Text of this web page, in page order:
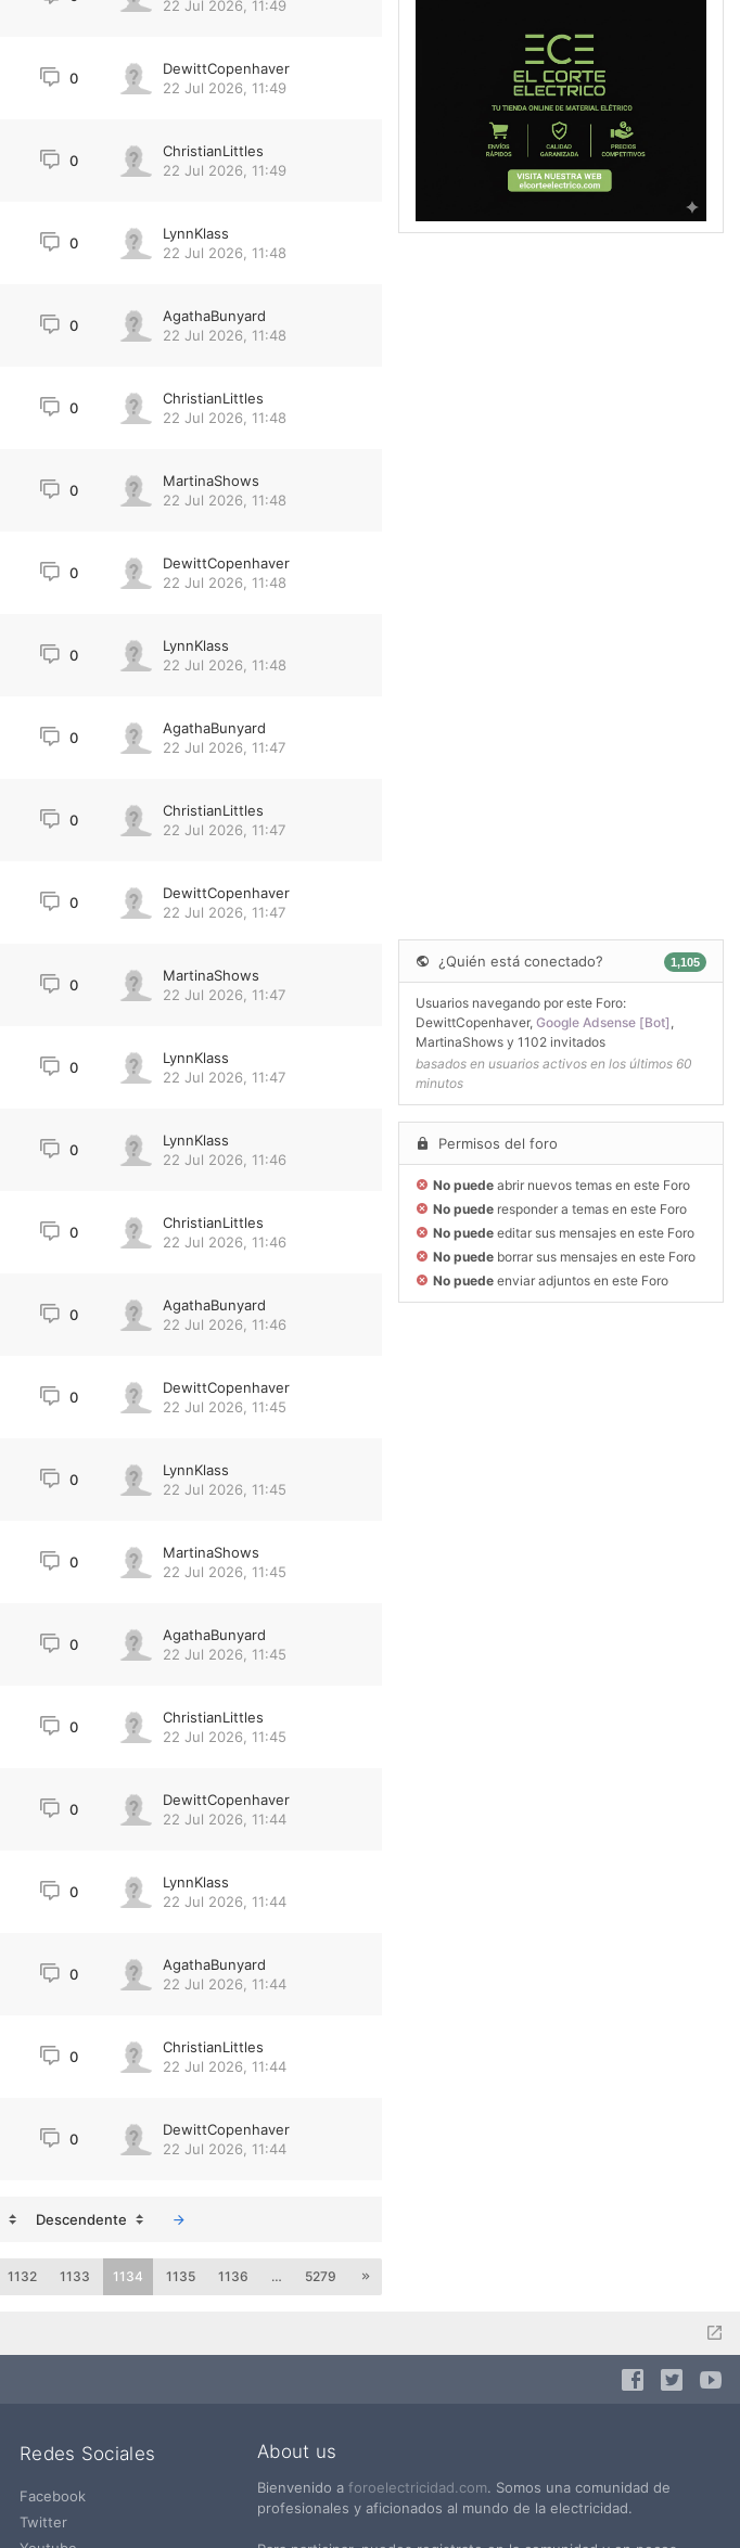
22 Jul 2026, 11:49
0
DewittCopenhaver
22 Jul 2026, 11:49
0
ChristianLittles
22 Jul 2026, 11:49
0
LynnKlass
22 Jul 2026, 11:48
0
AgathaBunyard
22 Jul 2026, 11:48
0
ChristianLittles
22 Jul 2026, 11:48
0
MartinaShows
22 Jul 2026, 11:48
0
DewittCopenhaver
22 Jul 2026, 11:48
0
LynnKlass
22 Jul 2026, 11:48
0
AgathaBunyard
22 Jul 2026, 11:47
0
ChristianLittles
22 Jul 2026, 11:47
0
DewittCopenhaver
22 Jul 2026, 11:47
0
MartinaShows
22 Jul 2026, 11:47
0
LynnKlass
22 Jul 2026, 11:47
0
LynnKlass
22 Jul 2026, 11:46
0
ChristianLittles
22 Jul 2026, 11:46
0
AgathaBunyard
22 Jul 2026, 11:46
0
DewittCopenhaver
22 Jul 2026, 11:45
0
LynnKlass
22 Jul 2026, 11:45
0
MartinaShows
22 Jul 2026, 11:45
0
AgathaBunyard
22 Jul 2026, 11:45
0
ChristianLittles
22 Jul 2026, 11:45
0
DewittCopenhaver
22 Jul 2026, 11:44
0
LynnKlass
22 Jul 2026, 11:44
0
AgathaBunyard
22 Jul 2026, 11:44
0
ChristianLittles
22 Jul 2026, 11:44
0
DewittCopenhaver
22 Jul 2026, 11:44
Descendente
1132 1133 1134 1135 1136 … 5279
¿Quién está conectado? 1,105
Usuarios navegando por este Foro:
DewittCopenhaver, Google Adsense [Bot]
MartinaShows y 1102 invitados
basados en usuarios activos en los últimos 60
minutos
Permisos del foro
No puede abrir nuevos temas en este Foro
No puede responder a temas en este Foro
No puede editar sus mensajes en este Foro
No puede borrar sus mensajes en este Foro
No puede enviar adjuntos en este Foro
Redes Sociales
Facebook
Twitter
About us
Bienvenido a foroelectricidad.com. Somos una comunidad de
profesionales y aficionados al mundo de la electricidad.